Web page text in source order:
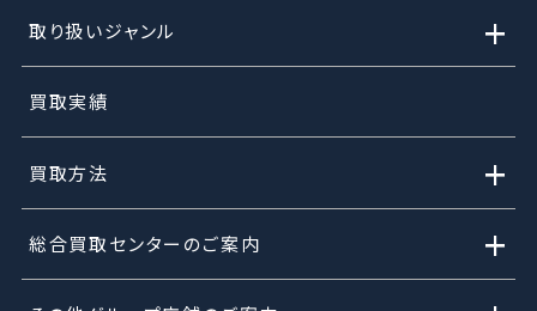
取り扱いジャンル +
買取実績
買取方法 +
総合買取センターのご案内 +